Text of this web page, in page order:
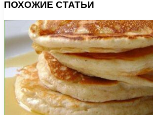
ПОХОЖИЕ СТАТЬИ